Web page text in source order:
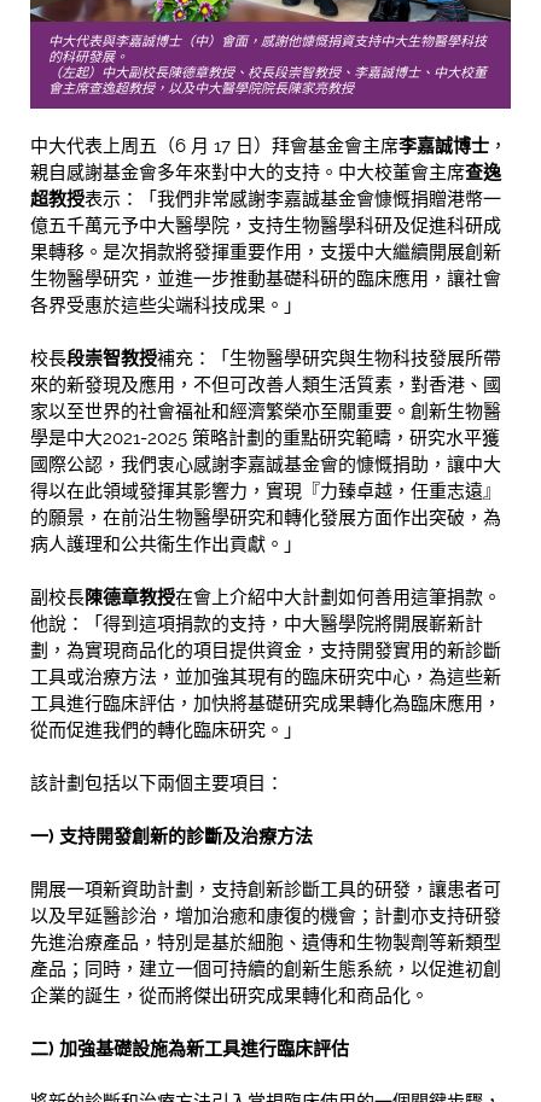
中大代表與李嘉誠博士（中）會面，感謝他慷慨捐資支持中大生物醫學科技
的科研發展。
（左起）中大副校長陳德章教授、校長段崇智教授、李嘉誠博士、中大校董
會主席查逸超教授，以及中大醫學院院長陳家亮教授
中大代表上周五（6 月 17 日）拜會基金會主席李嘉誠博士 ，
親自感謝基金會多年來對中大的支持。中大校董會主席查逸
超教授表示：「我們非常感謝李嘉誠基金會慷慨捐贈港幣一
億五千萬元予中大醫學院，支持生物醫學科研及促進科研成
果轉移。是次捐款將發揮重要作用，支援中大繼續開展創新
生物醫學研究，並進一步推動基礎科研的臨床應用，讓社會
各界受惠於這些尖端科技成果。」
校長段崇智教授補充：「生物醫學研究與生物科技發展所帶
來的新發現及應用，不但可改善人類生活質素，對香港、國
家以至世界的社會福祉和經濟繁榮亦至關重要。創新生物醫
學是中大2021-2025 策略計劃的重點研究範疇，研究水平獲
國際公認，我們衷心感謝李嘉誠基金會的慷慨捐助，讓中大
得以在此領域發揮其影響力，實現『力臻卓越，任重志遠』
的願景，在前沿生物醫學研究和轉化發展方面作出突破，為
病人護理和公共衞生作出貢獻。」
副校長陳德章教授在會上介紹中大計劃如何善用這筆捐款。
他說：「得到這項捐款的支持，中大醫學院將開展嶄新計
劃，為實現商品化的項目提供資金，支持開發實用的新診斷
工具或治療方法，並加強其現有的臨床研究中心，為這些新
工具進行臨床評估，加快將基礎研究成果轉化為臨床應用，
從而促進我們的轉化臨床研究。」
該計劃包括以下兩個主要項目：
一) 支持開發創新的診斷及治療方法
開展一項新資助計劃，支持創新診斷工具的研發，讓患者可
以及早延醫診治，增加治癒和康復的機會；計劃亦支持研發
先進治療產品，特別是基於細胞、遺傳和生物製劑等新類型
產品；同時，建立一個可持續的創新生態系統，以促進初創
企業的誕生，從而將傑出研究成果轉化和商品化。
二) 加強基礎設施為新工具進行臨床評估